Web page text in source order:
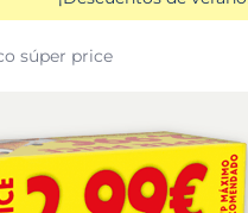
súper price